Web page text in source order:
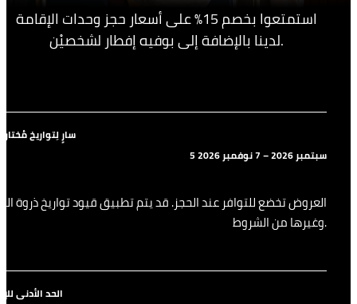
استمتعوا بخصم 15% على أسعار حجز وحدات الإقامة
لدينا بالإضافة إلى بوفيه إفطار لشخصيْن.
سارٍ لِتواريخ
5 سبتمبر 2026 – 7 نوفمبر 2026
العروض تخضع للتوافر عند الحجز. قد يتم تطبيق قيود تواريخ ذروة
وغيرها من الشروط.
الحد الأدنى